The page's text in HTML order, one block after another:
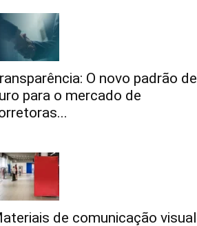
O novo padrão de
para o mercado de
de comunicação visual